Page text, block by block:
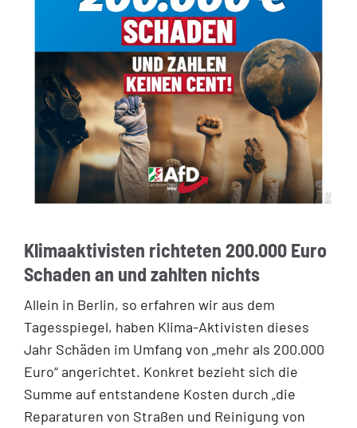
Klimaaktivisten richteten 200.000 Euro
Schaden an und zahlten nichts
Allein in Berlin, so erfahren wir aus dem
Tagesspiegel, haben Klima-Aktivisten dieses
Jahr Schäden im Umfang von „mehr als 200.000
Euro“ angerichtet. Konkret bezieht sich die
Summe auf entstandene Kosten durch „die
Reparaturen von Straßen und Reinigung von